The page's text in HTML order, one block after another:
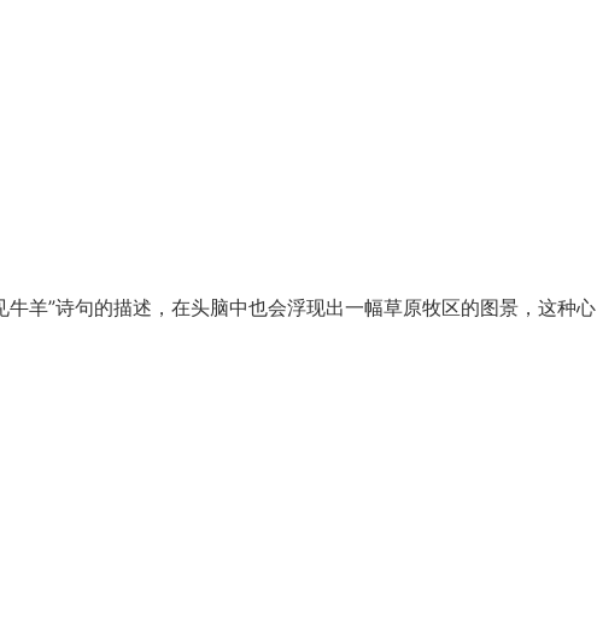
羊”诗句的描述，在头脑中也会浮现出一幅草原牧区的图景，这种心